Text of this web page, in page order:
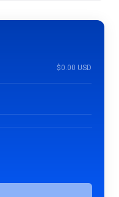
$0.00 USD